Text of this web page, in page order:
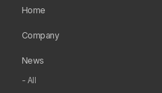
Home
Company
News
- All